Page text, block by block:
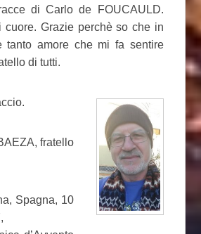
di Carlo de FOUCAULD.
cuore. Grazie perchè so che in
tanto amore che mi fa sentire
di tutti.
fratello
Spagna, 10